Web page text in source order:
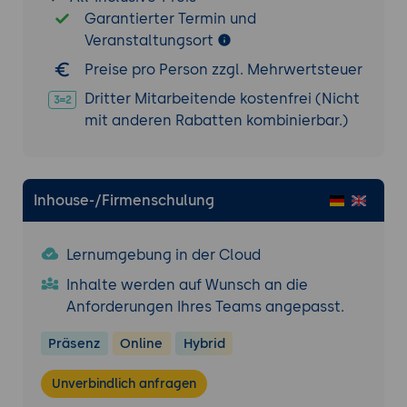
Parametrische Tragwerksoptimierung:
Kombination von Karamba3D mit
Evolutionsalgorithmen in Grasshopper (z.
B. Galapagos).
Plug-ins und Erweiterungen:Nutzung von
Tragwerksdesign.
Praxisübung 2: Optimierung einer
Ziel der Übung:Die Teilnehmenden
optimieren eine Tragwerksstruktur
hinsichtlich Materialverbrauch und
Projektbeschreibung: Erstellung einer
Freiformstruktur mit Lastanalysen und
Optimierung der Geometrie.
Garantierter Termin und
Veranstaltungsort
Preise pro Person zzgl. Mehrwertsteuer
Dritter Mitarbeitende kostenfrei (Nicht
mit anderen Rabatten kombinierbar.)
Inhouse-/Firmenschulung
Lernumgebung in der Cloud
Inhalte werden auf Wunsch an die
Anforderungen Ihres Teams angepasst.
Präsenz Online Hybrid
Unverbindlich anfragen